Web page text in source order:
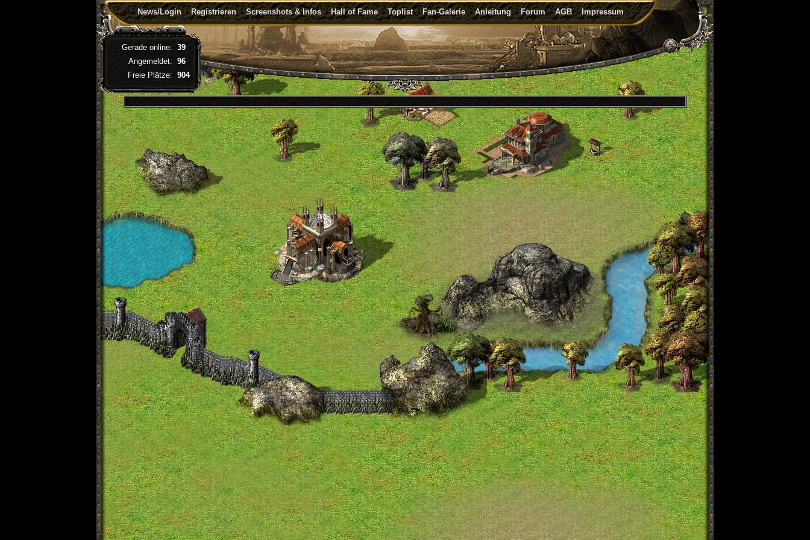
News/Login Registrieren Screenshots & Infos Hall of Fame Toplist Fan-Galerie Anleitung Forum AGB Impressum
Gerade online: 39
Angemeldet: 96
Freie Plätze: 904